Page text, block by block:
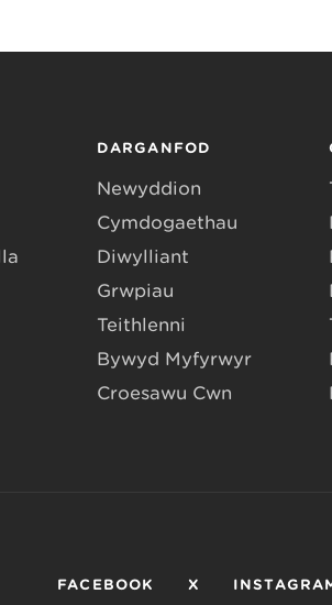
DARGANFOD
Newyddion
Cymdogaethau
Diwylliant
Grwpiau
Teithlenni
Bywyd Myfyrwyr
Croesawu Cŵn
FACEBOOK X